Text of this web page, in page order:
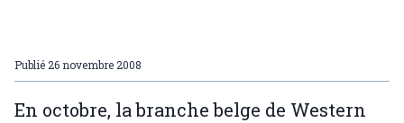
Publié26 novembre 2008
En octobre, la branche belge de Western